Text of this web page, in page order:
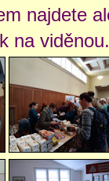
najdete
na viděnou.